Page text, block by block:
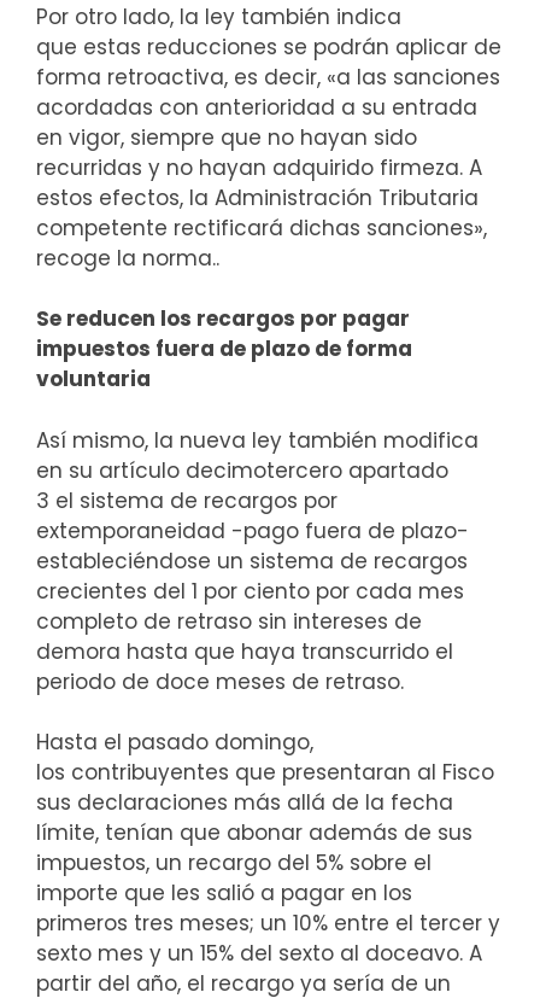
Por otro lado, la ley también indica
que estas reducciones se podrán aplicar de
forma retroactiva, es decir, «a las sanciones
acordadas con anterioridad a su entrada
en vigor, siempre que no hayan sido
recurridas y no hayan adquirido firmeza. A
estos efectos, la Administración Tributaria
competente rectificará dichas sanciones»,
recoge la norma..
Se reducen los recargos por pagar
impuestos fuera de plazo de forma
voluntaria
Así mismo, la nueva ley también modifica
en su artículo decimotercero apartado
3 el sistema de recargos por
extemporaneidad -pago fuera de plazo-
estableciéndose un sistema de recargos
crecientes del 1 por ciento por cada mes
completo de retraso sin intereses de
demora hasta que haya transcurrido el
periodo de doce meses de retraso.
Hasta el pasado domingo,
los contribuyentes que presentaran al Fisco
sus declaraciones más allá de la fecha
límite, tenían que abonar además de sus
impuestos, un recargo del 5% sobre el
importe que les salió a pagar en los
primeros tres meses; un 10% entre el tercer y
sexto mes y un 15% del sexto al doceavo. A
partir del año, el recargo ya sería de un